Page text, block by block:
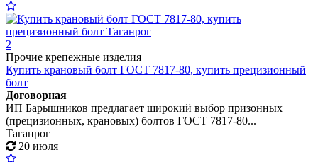
2
Прочие крепежные изделия
Купить крановый болт ГОСТ 7817-80, купить прецизионный
болт
Договорная
ИП Барышников предлагает широкий выбор призонных
(прецизионных, крановых) болтов ГОСТ 7817-80...
Таганрог
20 июля